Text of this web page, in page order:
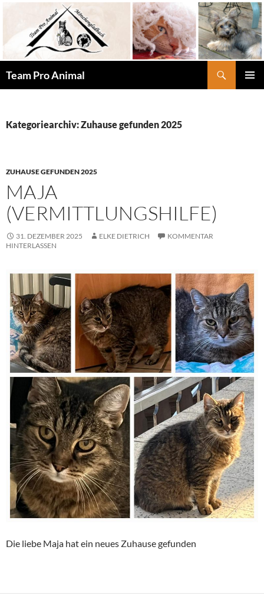
springen
Team Pro Animal
Kategoriearchiv: Zuhause gefunden 2025
ZUHAUSE GEFUNDEN 2025
MAJA
(VERMITTLUNGSHILFE)
31. DEZEMBER 2025 ELKE DIETRICH
KOMMENTAR
HINTERLASSEN
Die liebe Maja hat ein neues Zuhause gefunden